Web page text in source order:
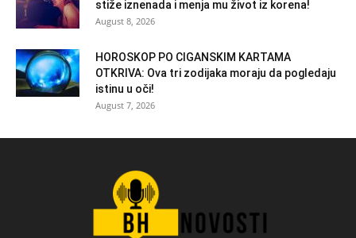
stiže iznenada i menja mu život iz korena!
August 8, 2026
HOROSKOP PO CIGANSKIM KARTAMA
OTKRIVA: Ova tri zodijaka moraju da pogledaju
istinu u oči!
August 7, 2026